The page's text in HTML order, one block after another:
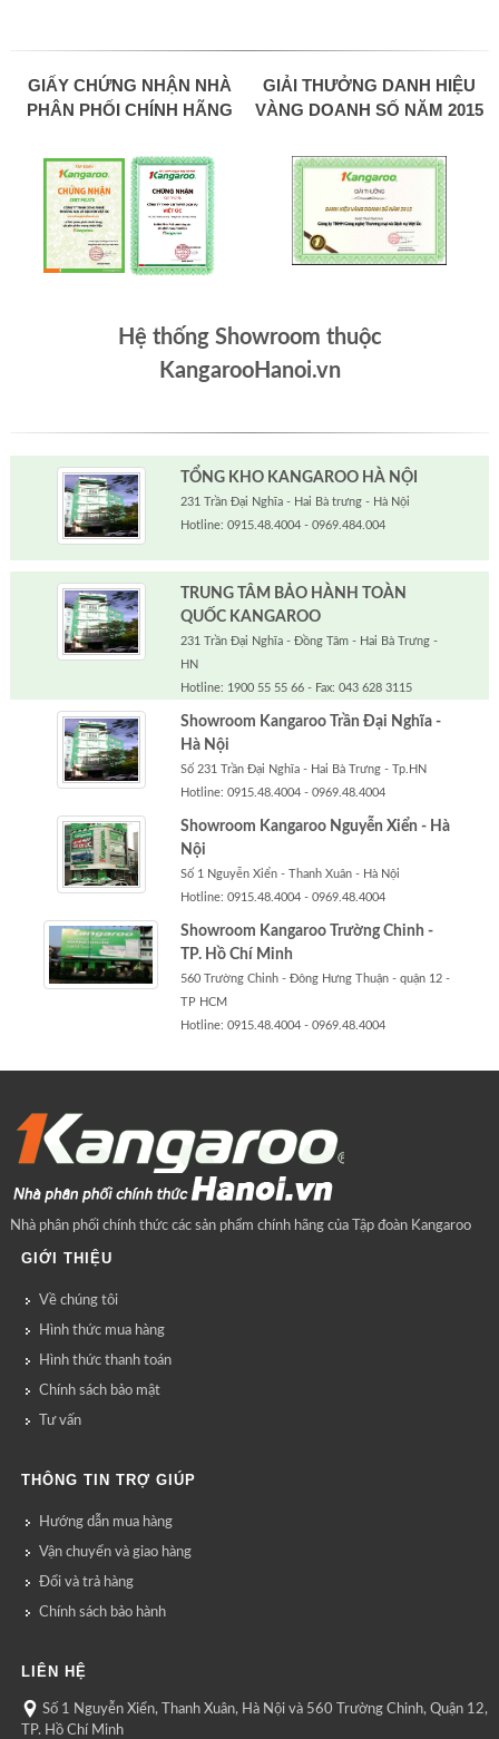
GIẤY CHỨNG NHẬN NHÀ
PHÂN PHỐI CHÍNH HÃNG
GIẢI THƯỞNG DANH HIỆU
VÀNG DOANH SỐ NĂM 2015
Hệ thống Showroom thuộc
KangarooHanoi.vn
TỔNG KHO KANGAROO HÀ NỘI
231 Trần Đại Nghĩa - Hai Bà trưng - Hà Nội
Hotline: 0915.48.4004 - 0969.484.004
TRUNG TÂM BẢO HÀNH TOÀN
QUỐC KANGAROO
231 Trần Đại Nghĩa - Đồng Tâm - Hai Bà Trưng -
HN
Hotline: 1900 55 55 66 - Fax: 043 628 3115
Showroom Kangaroo Trần Đại Nghĩa -
Hà Nội
Số 231 Trần Đại Nghĩa - Hai Bà Trưng - Tp.HN
Hotline: 0915.48.4004 - 0969.48.4004
Showroom Kangaroo Nguyễn Xiển - Hà
Nội
Số 1 Nguyễn Xiển - Thanh Xuân - Hà Nội
Hotline: 0915.48.4004 - 0969.48.4004
Showroom Kangaroo Trường Chinh -
TP. Hồ Chí Minh
560 Trường Chinh - Đông Hưng Thuận - quận 12 -
TP HCM
Hotline: 0915.48.4004 - 0969.48.4004
Nhà phân phối chính thức các sản phẩm chính hãng của Tập đoàn Kangaroo
GIỚI THIỆU
Về chúng tôi
Hình thức mua hàng
Hình thức thanh toán
Chính sách bảo mật
Tư vấn
THÔNG TIN TRỢ GIÚP
Hướng dẫn mua hàng
Vận chuyển và giao hàng
Đổi và trả hàng
Chính sách bảo hành
LIÊN HỆ
Số 1 Nguyễn Xiển, Thanh Xuân, Hà Nội và 560 Trường Chinh, Quận 12,
TP. Hồ Chí Minh